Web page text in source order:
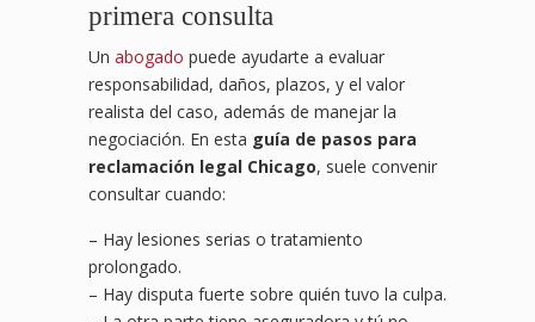
primera consulta
Un abogado puede ayudarte a evaluar
responsabilidad, daños, plazos, y el valor
realista del caso, además de manejar la
negociación. En esta guía de pasos para
reclamación legal Chicago, suele convenir
consultar cuando:
– Hay lesiones serias o tratamiento
prolongado.
– Hay disputa fuerte sobre quién tuvo la culpa.